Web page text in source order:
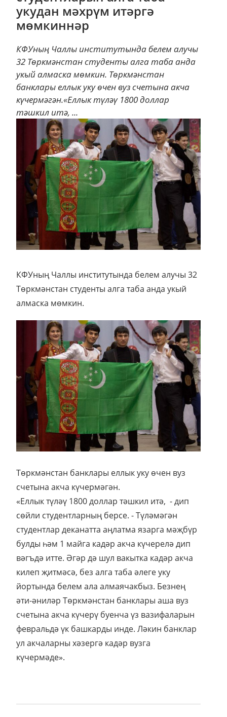
укудан мәхрүм итәргә
мөмкиннәр
КФУның Чаллы институтында белем алучы
32 Төркмәнстан студенты алга таба анда
укый алмаска мөмкин. Төркмәнстан
банклары еллык уку өчен вуз счетына акча
күчермәгән.«Еллык түләү 1800 доллар
тәшкил итә, ...
КФУның Чаллы институтында белем алучы 32
Төркмәнстан студенты алга таба анда укый
алмаска мөмкин.
Төркмәнстан банклары еллык уку өчен вуз
счетына акча күчермәгән.
«Еллык түләү 1800 доллар тәшкил итә, - дип
сөйли студентларның берсе. - Түләмәгән
студентлар деканатта аңлатма язарга мәҗбүр
булды һәм 1 майга кадәр акча күчерелә дип
вәгъдә итте. Әгәр дә шул вакытка кадәр акча
килеп җитмәсә, без алга таба әлеге уку
йортында белем ала алмаячакбыз. Безнең
әти-әниләр Төркмәнстан банклары аша вуз
счетына акча күчерү буенча үз вазифаларын
февральдә үк башкарды инде. Ләкин банклар
ул акчаларны хәзергә кадәр вузга
күчермәде».